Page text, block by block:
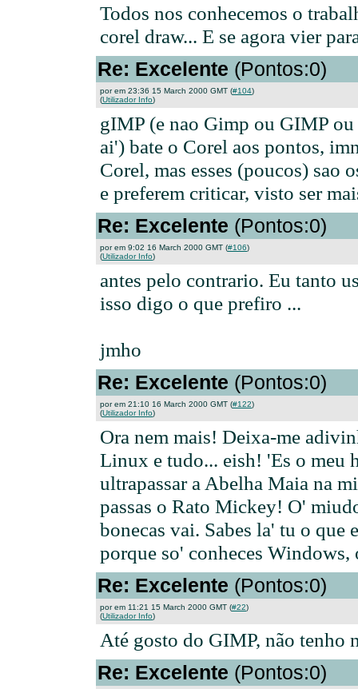
Todos nos conhecemos o
corel draw... E se agora vier
Re: Excelente (Pontos:0)
por em 23:36 15 March 2000 GMT (#104)
(Utilizador Info)
gIMP (e nao Gimp ou GIMP
ai') bate o Corel aos pontos,
Corel, mas esses (poucos) sao
e preferem criticar, visto ser
Re: Excelente (Pontos:0)
por em 9:02 16 March 2000 GMT (#106)
(Utilizador Info)
antes pelo contrario. Eu tanto
isso digo o que prefiro ...
jmho
Re: Excelente (Pontos:0)
por em 21:10 16 March 2000 GMT (#122)
(Utilizador Info)
Ora nem mais! Deixa-me
Linux e tudo... eish! 'Es o meu
ultrapassar a Abelha Maia na
passas o Rato Mickey! O'
bonecas vai. Sabes la' tu o que
porque so' conheces Windows,
Re: Excelente (Pontos:0)
por em 11:21 15 March 2000 GMT (#22)
(Utilizador Info)
Até gosto do GIMP, não tenho
Re: Excelente (Pontos:0)